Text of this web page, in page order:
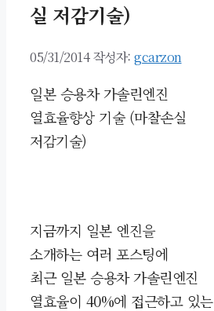
실 저감기술)
05/31/2014 작성자: gcarzon
일본 승용차 가솔린엔진
열효율향상 기술 (마찰손실
저감기술)
지금까지 일본 엔진을
소개하는 여러 포스팅에
최근일본 승용차가솔린엔진
열효율이 40%에 접근하고 있는